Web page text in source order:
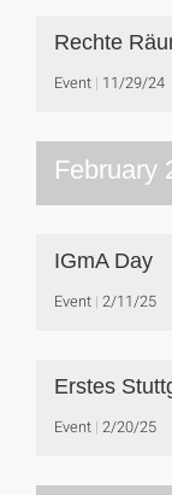
Rechte
Event 11/29/24
February
IGmA Day
Event 2/11/25
Erstes
Event 2/20/25